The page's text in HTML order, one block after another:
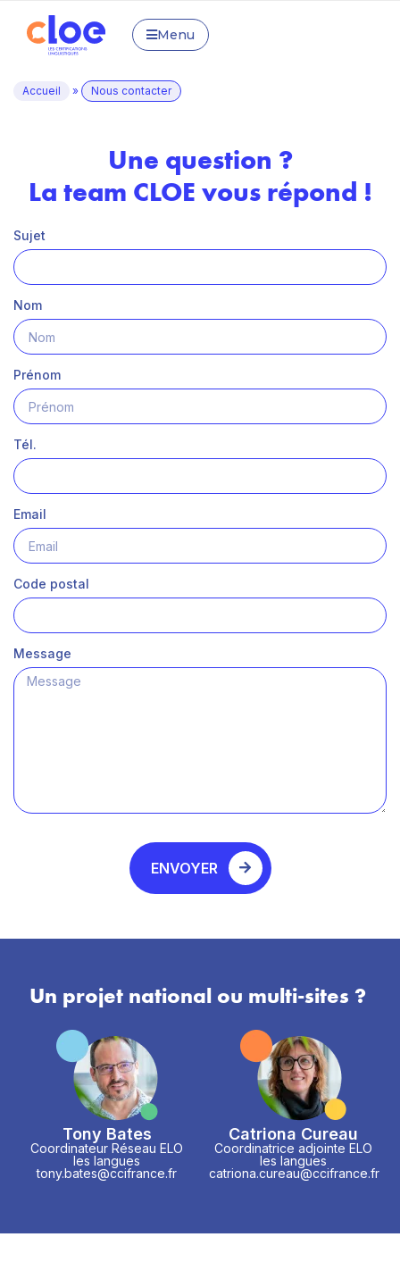
Menu
Accueil » Nous contacter
Une question ?
La team CLOE vous répond !
Sujet
Nom
Prénom
Tél.
Email
Code postal
Message
ENVOYER
Un projet national ou multi-sites ?
Tony Bates
Coordinateur Réseau ELO
les langues
tony.bates@ccifrance.fr
Catriona Cureau
Coordinatrice adjointe ELO
les langues
catriona.cureau@ccifrance.fr